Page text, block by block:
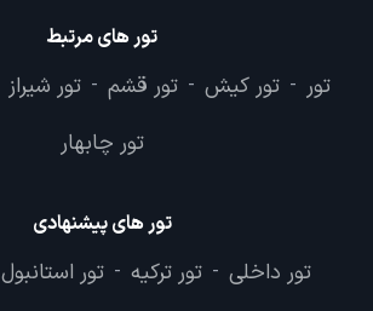
تور های مرتبط
تور - تور کیش - تور قشم - تور شیراز
تور چابهار
تور های پیشنهادی
تور داخلی - تور ترکیه - تور استانبول